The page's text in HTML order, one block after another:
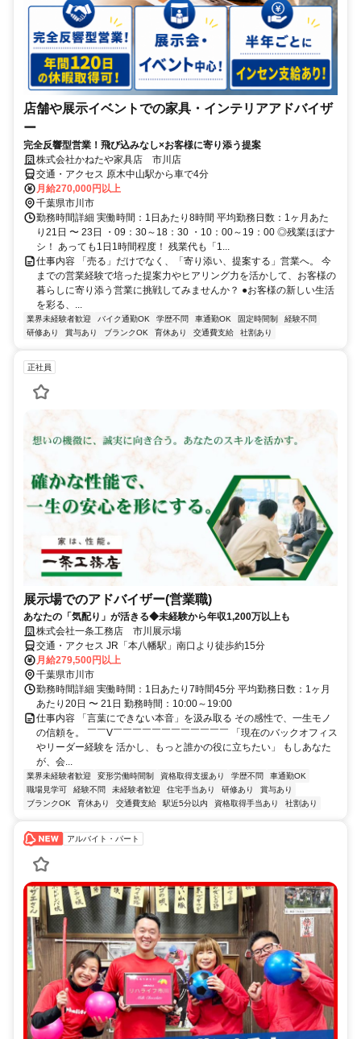
店舗や展示イベントでの家具・インテリアアドバイザ
ー
完全反響型営業！飛び込みなし×お客様に寄り添う提案
株式会社かねたや家具店 市川店
交通・アクセス 原木中山駅から車で4分
月給270,000円以上
千葉県市川市
勤務時間詳細 実働時間：1日あたり8時間 平均勤務日数：1ヶ月あた
り21日 〜 23日 ・09：30～18：30 ・10：00～19：00 ◎残業ほぼナ
シ！ あっても1日1時間程度！ 残業代も「1...
仕事内容 「売る」だけでなく、「寄り添い、提案する」営業へ。 今
までの営業経験で培った提案力やヒアリング力を活かして、お客様の
暮らしに寄り添う営業に挑戦してみませんか？ ●お客様の新しい生活
を彩る、...
業界未経験者歓迎 バイク通勤OK 学歴不問 車通勤OK 固定時間制
経験不問
研修あり
賞与あり ブランクOK 育休あり 交通費支給 社割あり
正社員
展示場でのアドバイザー(営業職)
あなたの「気配り」が活きる◆未経験から年収1,200万以上も
株式会社一条工務店 市川展示場
交通・アクセス JR「本八幡駅」南口より徒歩約15分
月給279,500円以上
千葉県市川市
勤務時間詳細 実働時間：1日あたり7時間45分 平均勤務日数：1ヶ月
あたり20日 〜 21日 勤務時間：10:00～19:00
仕事内容 「言葉にできない本音」を汲み取る その感性で、一生モノ
の信頼を。 ￣￣V￣￣￣￣￣￣￣￣￣￣￣￣ 「現在のバックオフィス
やリーダー経験を 活かし、もっと誰かの役に立ちたい」 もしあなた
が、会...
業界未経験者歓迎 変形労働時間制 資格取得支援あり 学歴不問
車通勤OK
職場見学可
経験不問 未経験者歓迎 住宅手当あり 研修あり
賞与あり
ブランクOK
育休あり 交通費支給 駅近5分以内 資格取得手当あり 社割あり
アルバイト・パート